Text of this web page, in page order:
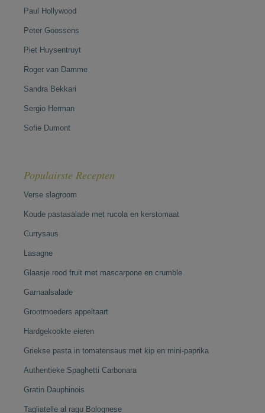
Paul Hollywood
Peter Goossens
Piet Huysentruyt
Roger van Damme
Sandra Bekkari
Sergio Herman
Sofie Dumont
Populairste Recepten
Verse slagroom
Koude pastasalade met rucola en kerstomaat
Currysaus
Lasagne
Glaasje rood fruit met mascarpone en crumble
Garnaalsalade
Grootmoeders appeltaart
Hardgekookte eieren
Griekse pasta in tomatensaus met kip en mini-paprika
Authentieke Spaghetti Carbonara
Gratin Dauphinois
Tagliatelle al ragu Bolognese